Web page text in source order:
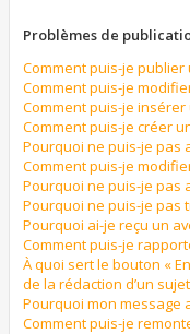
Problèmes de
Comment puis-je
Comment puis-je
Comment puis-je
Comment puis-je créer
Pourquoi ne puis-je pas
Comment puis-je
Pourquoi ne puis-je pas
Pourquoi ne puis-je pas
Pourquoi ai-je reçu un
Comment puis-je
À quoi sert le bouton «
de la rédaction d’un
Pourquoi mon message
Comment puis-je